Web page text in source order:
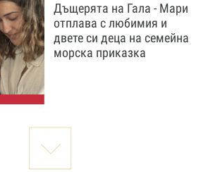
Дъщерята на Гала - Мари
отплава с любимия и
двете си деца на семейна
морска приказка